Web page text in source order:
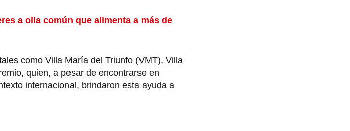
a olla común que alimenta a más de
como Villa María del Triunfo (VMT), Villa
quien, a pesar de encontrarse en
internacional, brindaron esta ayuda a